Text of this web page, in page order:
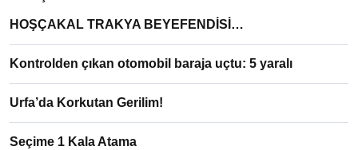
HOŞÇAKAL TRAKYA BEYEFENDİSİ…
Kontrolden çıkan otomobil baraja uçtu: 5 yaralı
Urfa’da Korkutan Gerilim!
Seçime 1 Kala Atama